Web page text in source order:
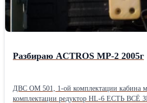
Разбираю ACTROS МР-2 2005г
ДВС ОМ 501, 1-ой комплектации кабина
комплектации редуктор HL-6 ЕСТЬ ВСЁ